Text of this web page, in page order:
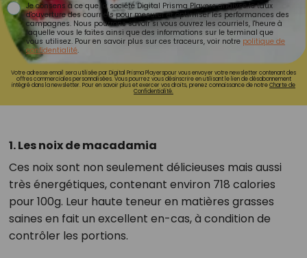
Je consens à ce que la société Digital Prisma Players analyse le taux
d'ouverture des courriels pour mesurer et optimiser les performances des
campagnes. Nous pourrons savoir si vous ouvrez les courriels, l'heure à
laquelle vous le faites ainsi que des informations sur le terminal que
vous utilisez. Pour en savoir plus sur ces traceurs, voir notre politique de
confidentialité.
Votre adresse email sera utilisée par Digital Prisma Playerspour vous envoyer votre newsletter contenant des
offres commerciales personnalisées. Vous pourrez vous désinscrire en utilisant le lien de désabonnement
intégré dans la newsletter. Pour en savoir plus et exercer vos droits, prenez connaissance de notreCharte de
Confidentialité.
1. Les noix de macadamia
Ces noix sont non seulement délicieuses mais aussi
très énergétiques, contenant environ 718 calories
pour 100g. Leur haute teneur en matières grasses
saines en fait un excellent en-cas, à condition de
contrôler les portions.